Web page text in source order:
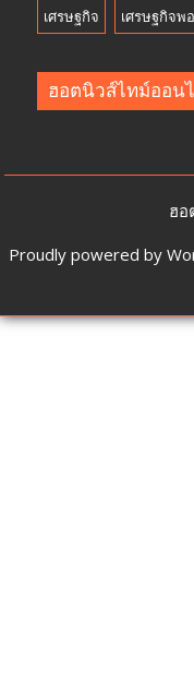
เศรษฐกิจ เศรษฐกิจพ
ฮอตนิวส์ไทม์ออน
ฮอ
Proudly powered by